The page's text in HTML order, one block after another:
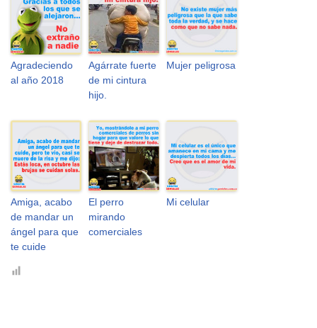
Agradeciendo
al año 2018
Agárrate fuerte
de mi cintura
hijo.
Mujer peligrosa
Amiga, acabo
de mandar un
ángel para que
te cuide
El perro
mirando
comerciales
Mi celular